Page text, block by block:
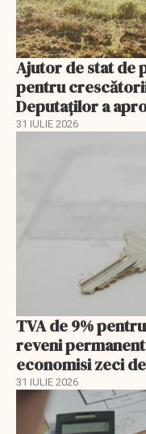
Ajutor de stat de
pentru
Deputaților a
31 IULIE 2026
TVA de 9%
reveni
economisi zeci
31 IULIE 2026